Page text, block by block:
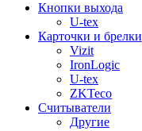
Кнопки выхода
U-tex
Карточки и брелки
Vizit
IronLogic
U-tex
ZKTeco
Считыватели
Другие